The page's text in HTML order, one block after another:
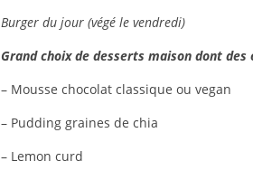
Burger du jour (végé le vendredi)
Grand choix de desserts maison dont
– Mousse chocolat classique ou vegan
– Pudding graines de chia
– Lemon curd